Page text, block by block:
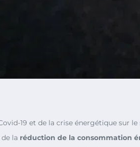
19 et de la crise énergétique sur
la réduction de la consommation